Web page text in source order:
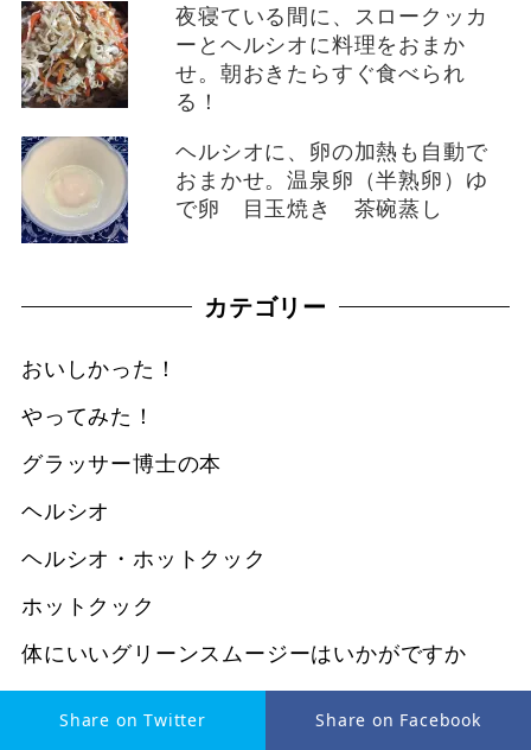
夜寝ている間に、スロークッカ
ーとヘルシオに料理をおまか
せ。朝おきたらすぐ食べられ
る！
ヘルシオに、卵の加熱も自動で
おまかせ。温泉卵（半熟卵）ゆ
で卵 目玉焼き 茶碗蒸し
カテゴリー
おいしかった！
やってみた！
グラッサー博士の本
ヘルシオ
ヘルシオ・ホットクック
ホットクック
体にいいグリーンスムージーはいかがですか
未分類
Share on Twitter Share on Facebook